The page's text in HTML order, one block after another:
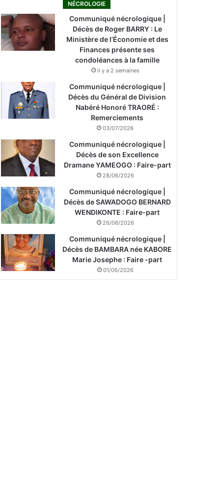
NÉCROLOGIE
Communiqué nécrologique |
Décès de Roger BARRY : Le
Ministère de l’Économie et des
Finances présente ses
condoléances à la famille
il y a 2 semaines
Communiqué nécrologique |
Décès du Général de Division
Nabéré Honoré TRAORÉ :
Remerciements
03/07/2026
Communiqué nécrologique |
Décès de son Excellence
Dramane YAMEOGO : Faire-part
28/06/2026
Communiqué nécrologique |
Décès de SAWADOGO BERNARD
WENDIKONTE : Faire-part
26/06/2026
Communiqué nécrologique |
Décès de BAMBARA née KABORE
Marie Josephe : Faire -part
01/06/2026